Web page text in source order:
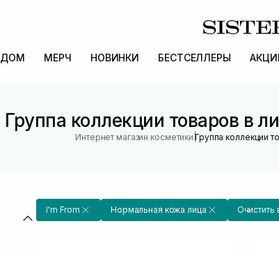
ДОМ МЕРЧ НОВИНКИ БЕСТСЕЛЛЕРЫ
Группа коллекции товаров в
Интернет магазин косметики |Группа коллекции
I'm From Нормальная кожа лица Очистить